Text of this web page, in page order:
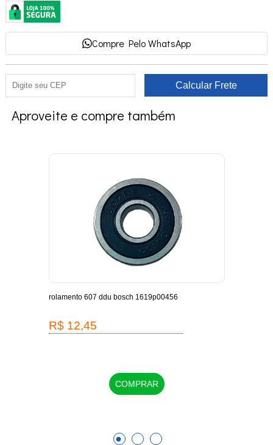
Compre Pelo WhatsApp
Aproveite e compre também
rolamento 607 ddu bosch 1619p00456
R$ 12,45
COMPRAR